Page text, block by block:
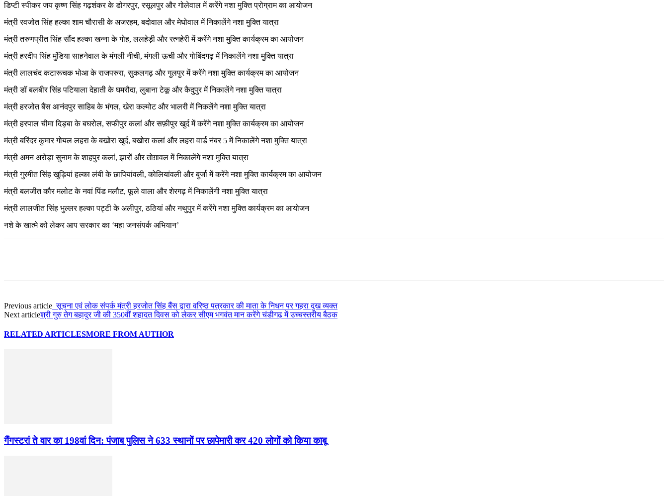
डिप्टी स्पीकर जय कृष्ण सिंह गढ़शंकर के डोगरपुर, रसूलपुर और गोलेवाल में करेंगे नशा मुक्ति प्रोग्राम का आयोजन
मंत्री रवजोत सिंह हल्का शाम चौरासी के अजरहम, बदोवाल और मेघोवाल में निकालेंगे नशा मुक्ति यात्रा
मंत्री तरुणप्रीत सिंह सौंद हल्का खन्ना के गोह, ललहेड़ी और रत्नहेरी में करेंगे नशा मुक्ति कार्यक्रम का आयोजन
मंत्री हरदीप सिंह मुंडिया साहनेवाल के मंगली नीची, मंगली ऊची और गोबिंदगढ़ में निकालेंगे नशा मुक्ति यात्रा
मंत्री लालचंद कटारूचक भोआ के राजपरुरा, सुकलगढ़ और गुलपुर में करेंगे नशा मुक्ति कार्यक्रम का आयोजन
मंत्री डॉ बलबीर सिंह पटियाला देहाती के घमरौदा, लुबाना टेकू और कैदुपुर में निकालेंगे नशा मुक्ति यात्रा
मंत्री हरजोत बैंस आनंदपुर साहिब के भंगल, खेरा कल्मोट और भालरी में निकलेंगे नशा मुक्ति यात्रा
मंत्री हरपाल चीमा दिड़बा के बघरोल, सफीपुर कलां और सफ़ीपुर खुर्द में करेंगे नशा मुक्ति कार्यक्रम का आयोजन
मंत्री बरिंदर कुमार गोयल लहरा के बखोरा खुर्द, बखोरा कलां और लहरा वार्ड नंबर 5 में निकालेंगे नशा मुक्ति यात्रा
मंत्री अमन अरोड़ा सुनाम के शाहपुर कलां, झारों और तोग़ावल में निकालेंगे नशा मुक्ति यात्रा
मंत्री गुरमीत सिंह खुड़ियां हल्का लंबी के छापियांवली, कोलियांवली और बुर्जा में करेंगे नशा मुक्ति कार्यक्रम का आयोजन
मंत्री बलजीत कौर मलोट के नवां पिंड मलौट, फूले वाला और शेरगढ़ में निकालेंगी नशा मुक्ति यात्रा
मंत्री लालजीत सिंह भुल्लर हल्का पट्टी के अलीपुर, ठठियां और नथुपुर में करेंगे नशा मुक्ति कार्यक्रम का आयोजन
नशे के खात्मे को लेकर आप सरकार का ‘महा जनसंपर्क अभियान’
Previous article सूचना एवं लोक संपर्क मंत्री हरजोत सिंह बैंस द्वारा वरिष्ठ पत्रकार की माता के निधन पर गहरा दुख व्यक्त
Next articleश्री गुरु तेग बहादुर जी की 350वीं शहादत दिवस को लेकर सीएम भगवंत मान करेंगे चंडीगढ़ में उच्चस्तरीय बैठक
RELATED ARTICLESMORE FROM AUTHOR
गैंगस्टरां ते वार का 198वां दिन: पंजाब पुलिस ने 633 स्थानों पर छापेमारी कर 420 लोगों को किया काबू